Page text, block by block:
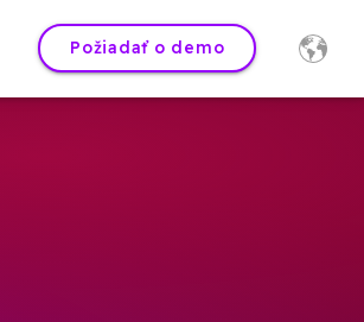
Požiadať o demo